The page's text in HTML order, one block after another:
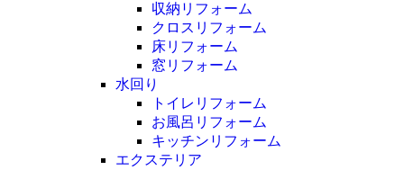
収納リフォーム
クロスリフォーム
床リフォーム
窓リフォーム
水回り
トイレリフォーム
お風呂リフォーム
キッチンリフォーム
エクステリア